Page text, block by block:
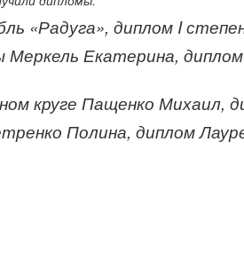
«Радуга», диплом I
Меркель Екатерина, диплом
круге Пащенко Михаил,
Полина, диплом